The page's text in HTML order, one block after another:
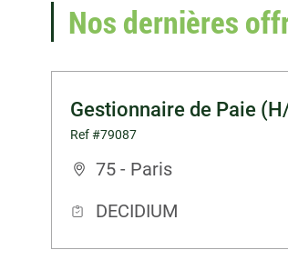
Nos dernières
Gestionnaire de Paie
Ref #79087
75 - Paris
DECIDIUM